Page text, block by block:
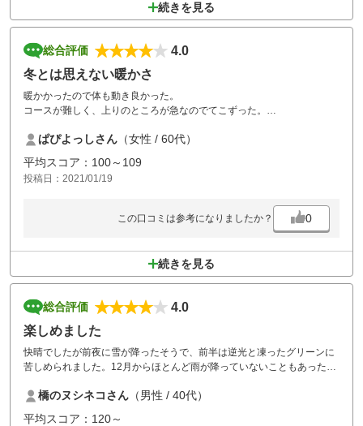
続きを見る
総合評価
4.0
冬とは思えない暖かさ
暖かかったので体も動き良かった。
コースが難しく、上りのところが急なのでてこずった。
カートが自動なので、超遅いが、その割にはサクサク進んだので助かっ
た。
ぱぴよっしさん （女性 / 60代）
平均スコア：100～109
投稿日：2021/01/19
この口コミは参考になりましたか？ 0
続きを見る
総合評価
4.0
楽しめました
快晴でしたが前夜に雪が降ったそうで、前半は逆光と凍ったグリーンに
苦しめられました。12月からほとんど雨が降っていないこともあったの
事は、五目焼きそばは評判通りの美味しさでした。東京湾と富士山を一
望できる眺望は素晴らしく、また挑戦したいです。
橋のヌシネコさん （男性 / 40代）
平均スコア：120～